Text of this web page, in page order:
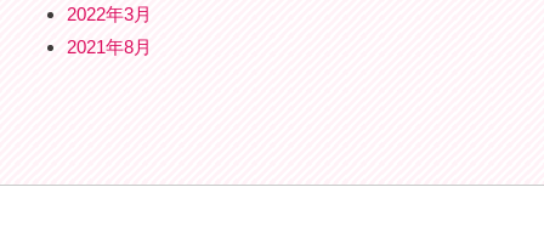
2022年3月
2021年8月